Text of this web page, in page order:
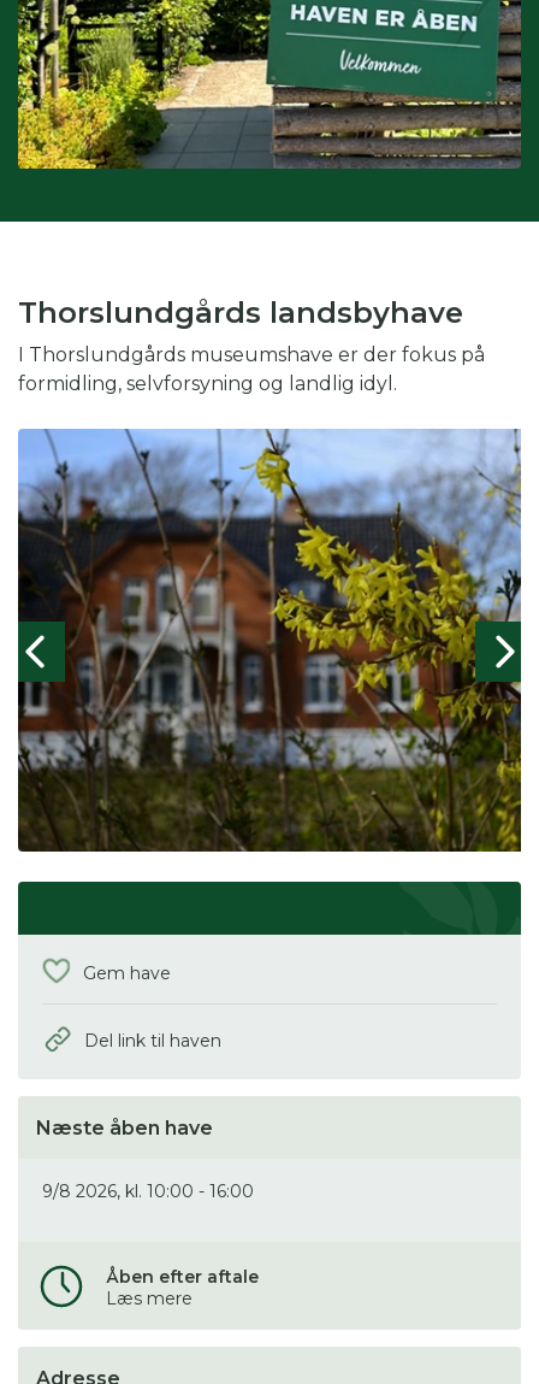
interesse.
Thorslundgårds landsbyhave
I Thorslundgårds museumshave er der fokus på
formidling, selvforsyning og landlig idyl.
Gem have
Del link til haven
Næste åben have
9/8 2026, kl. 10:00 - 16:00
Åben efter aftale
Læs mere
Adresse